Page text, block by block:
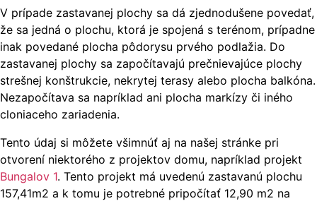
V prípade zastavanej plochy sa dá zjednodušene povedať,
že sa jedná o plochu, ktorá je spojená s terénom, prípadne
inak povedané plocha pôdorysu prvého podlažia. Do
zastavanej plochy sa započítavajú prečnievajúce plochy
strešnej konštrukcie, nekrytej terasy alebo plocha balkóna.
Nezapočítava sa napríklad ani plocha markízy či iného
cloniaceho zariadenia.
Tento údaj si môžete všimnúť aj na našej stránke pri
otvorení niektorého z projektov domu, napríklad projekt
Bungalov 1. Tento projekt má uvedenú zastavanú plochu
157,41m2 a k tomu je potrebné pripočítať 12,90 m2 na